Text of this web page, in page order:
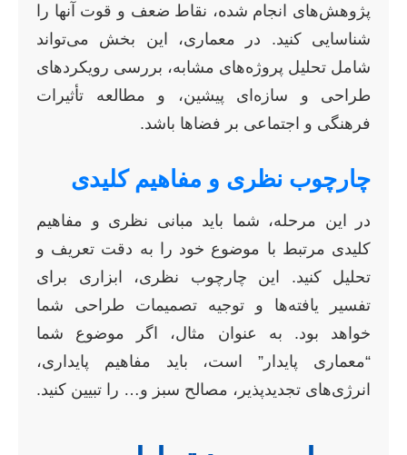
پژوهش‌های انجام شده، نقاط ضعف و قوت آنها را
شناسایی کنید. در معماری، این بخش می‌تواند
شامل تحلیل پروژه‌های مشابه، بررسی رویکردهای
طراحی و سازه‌ای پیشین، و مطالعه تأثیرات
فرهنگی و اجتماعی بر فضاها باشد.
چارچوب نظری و مفاهیم کلیدی
در این مرحله، شما باید مبانی نظری و مفاهیم
کلیدی مرتبط با موضوع خود را به دقت تعریف و
تحلیل کنید. این چارچوب نظری، ابزاری برای
تفسیر یافته‌ها و توجیه تصمیمات طراحی شما
خواهد بود. به عنوان مثال، اگر موضوع شما
“معماری پایدار” است، باید مفاهیم پایداری،
انرژی‌های تجدیدپذیر، مصالح سبز و… را تبیین کنید.